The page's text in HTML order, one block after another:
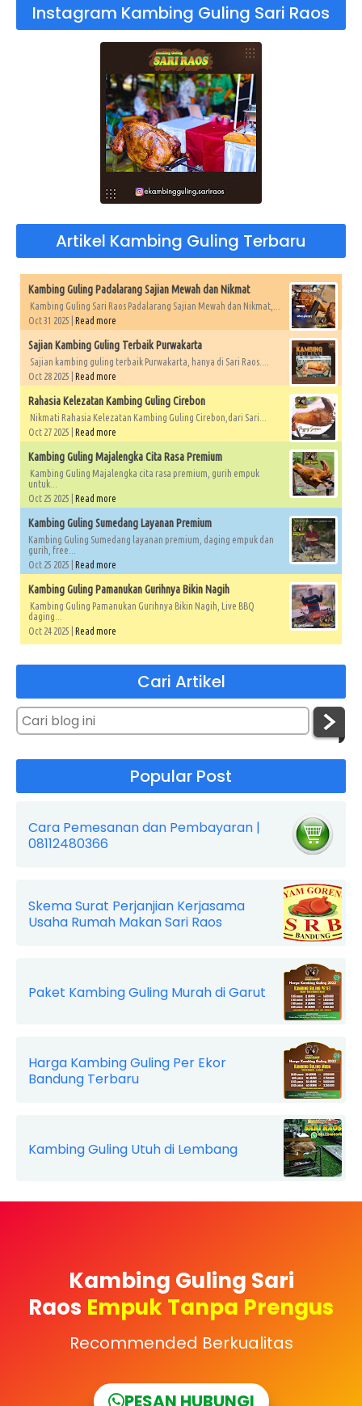
Instagram Kambing Guling Sari Raos
Artikel Kambing Guling Terbaru
Kambing Guling Padalarang Sajian Mewah dan Nikmat
Kambing Guling Sari Raos Padalarang Sajian Mewah dan Nikmat,...
Oct 31 2025 | Read more
Sajian Kambing Guling Terbaik Purwakarta
Sajian kambing guling terbaik Purwakarta, hanya di Sari Raos....
Oct 28 2025 | Read more
Rahasia Kelezatan Kambing Guling Cirebon
Nikmati Rahasia Kelezatan Kambing Guling Cirebon,dari Sari...
Oct 27 2025 | Read more
Kambing Guling Majalengka Cita Rasa Premium
Kambing Guling Majalengka cita rasa premium, gurih empuk
untuk...
Oct 25 2025 | Read more
Kambing Guling Sumedang Layanan Premium
Kambing Guling Sumedang layanan premium, daging empuk dan
gurih, free...
Oct 25 2025 | Read more
Kambing Guling Pamanukan Gurihnya Bikin Nagih
Kambing Guling Pamanukan Gurihnya Bikin Nagih, Live BBQ
daging...
Oct 24 2025 | Read more
Cari Artikel
Popular Post
Cara Pemesanan dan Pembayaran |
08112480366
Skema Surat Perjanjian Kerjasama
Usaha Rumah Makan Sari Raos
Paket Kambing Guling Murah di Garut
Harga Kambing Guling Per Ekor
Bandung Terbaru
Kambing Guling Utuh di Lembang
Kambing Guling Sari
Raos Empuk Tanpa Prengus
Recommended Berkualitas
PESAN HUBUNGI